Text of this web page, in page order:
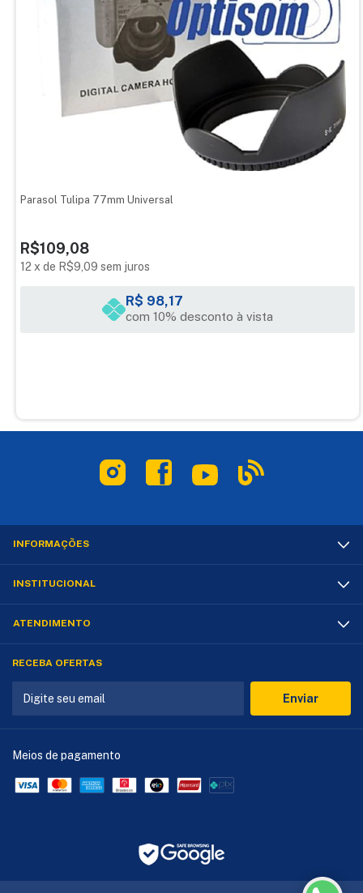
Parasol Tulipa 77mm Universal
R$109,08
12 x de R$9,09 sem juros
R$ 98,17
com 10% desconto à vista
INFORMAÇÕES
INSTITUCIONAL
ATENDIMENTO
RECEBA OFERTAS
Meios de pagamento